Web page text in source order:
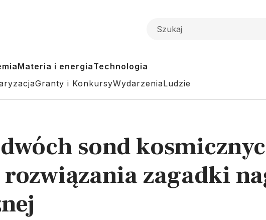
Materia i energiaTechnologia
Granty i KonkursyWydarzeniaLudzie
sond
zagadki